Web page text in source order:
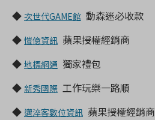
◆ 次世代GAME館 動森迷必收款
◆ 愷億資訊 蘋果授權經銷商
◆ 地標網通 獨家禮包
◆ 新秀國際 工作玩樂一路順
◆ 邁淬客數位資訊 蘋果授權經銷商